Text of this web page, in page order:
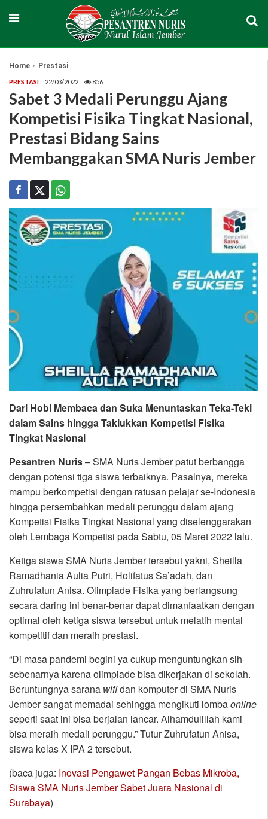
Home Prestasi
PRESTASI 22/03/2022 856
Sabet 3 Medali Perunggu Ajang
Kompetisi Fisika Tingkat Nasional,
Prestasi Bidang Sains
Membanggakan SMA Nuris Jember
Dari Hobi Membaca dan Suka Menuntaskan Teka-Teki
dalam Sains hingga Taklukkan Kompetisi Fisika
Tingkat Nasional
Pesantren Nuris– SMA Nuris Jember patut berbangga
dengan potensi tiga siswa terbaiknya. Pasalnya, mereka
mampu berkompetisi dengan ratusan pelajar se-Indonesia
hingga persembahkan medali perunggu dalam ajang
Kompetisi Fisika Tingkat Nasional yang diselenggarakan
oleh Lembaga Kompetisi pada Sabtu, 05 Maret 2022 lalu.
Ketiga siswa SMA Nuris Jember tersebut yakni, Sheilla
Ramadhania Aulia Putri, Holifatus Sa’adah, dan
Zuhrufatun Anisa. Olimpiade Fisika yang berlangsung
secara daring ini benar-benar dapat dimanfaatkan dengan
optimal oleh ketiga siswa tersebut untuk melatih mental
kompetitif dan meraih prestasi.
“Di masa pandemi begini ya cukup menguntungkan sih
sebenarnya karena olimpiade bisa dikerjakan di sekolah.
Beruntungnya sarana wifidan komputer di SMA Nuris
Jember sangat memadai sehingga mengikuti lombaonline
seperti saat ini bisa berjalan lancar. Alhamdulillah kami
bisa meraih medali perunggu.” Tutur Zuhrufatun Anisa,
siswa kelas X IPA 2 tersebut.
(baca juga: Inovasi Pengawet Pangan Bebas Mikroba,
Siswa SMA Nuris Jember Sabet Juara Nasional di
Surabaya)